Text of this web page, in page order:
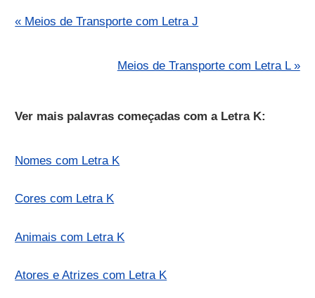
« Meios de Transporte com Letra J
Meios de Transporte com Letra L »
Ver mais palavras começadas com a Letra K:
Nomes com Letra K
Cores com Letra K
Animais com Letra K
Atores e Atrizes com Letra K